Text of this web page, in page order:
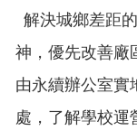
解決城鄉差距
神，優先改善廠
由永續辦公室實
處，了解學校運